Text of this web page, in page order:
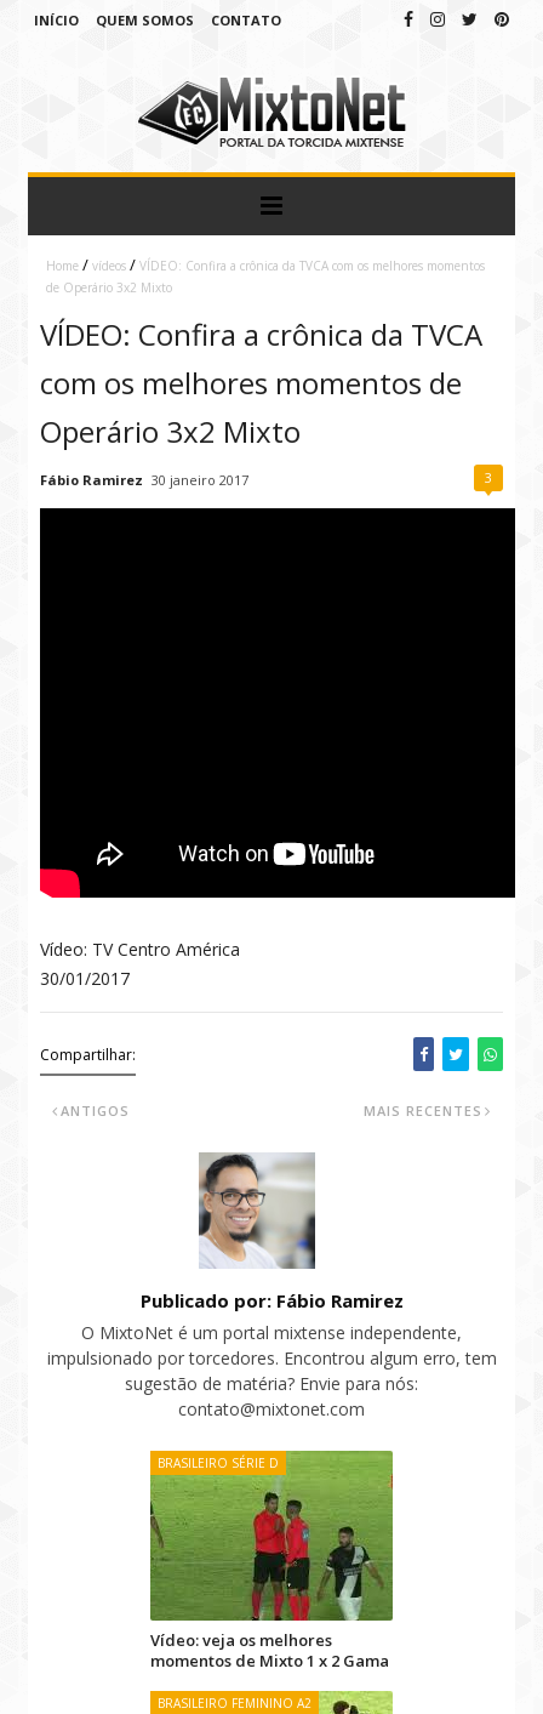
INÍCIO QUEM SOMOS CONTATO
Home / vídeos / VÍDEO: Confira a crônica da TVCA com os melhores momentos
de Operário 3x2 Mixto
VÍDEO: Confira a crônica da TVCA
com os melhores momentos de
Operário 3x2 Mixto
Fábio Ramirez 30 janeiro 2017 3
Vídeo: TV Centro América
30/01/2017
Compartilhar:
MAIS RECENTES
ANTIGOS
Publicado por: Fábio Ramirez
O MixtoNet é um portal mixtense independente,
impulsionado por torcedores. Encontrou algum erro, tem
sugestão de matéria? Envie para nós:
contato@mixtonet.com
BRASILEIRO SÉRIE D
Vídeo: veja os melhores
momentos de Mixto 1 x 2 Gama
BRASILEIRO FEMININO A2